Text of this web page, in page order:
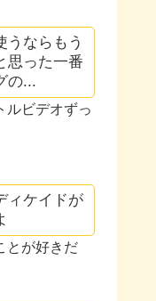
うならもう
思った一番
の...
ルビデオずっ
ィケイドが
とが好きだ